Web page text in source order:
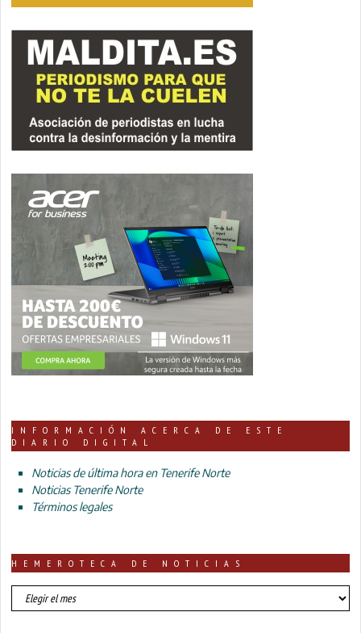
INFORMACIÓN ACERCA DE ESTE
DIARIO DIGITAL
Noticias de última hora en Tenerife Norte
Noticias Tenerife Norte
Términos legales
HEMEROTECA DE NOTICIAS
HEMEROTECA
DE